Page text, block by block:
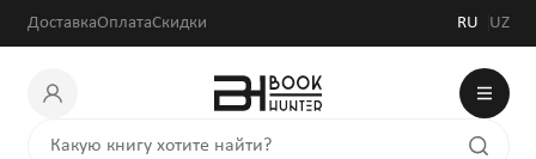
ДоставкаОплатаСкидки RU UZ